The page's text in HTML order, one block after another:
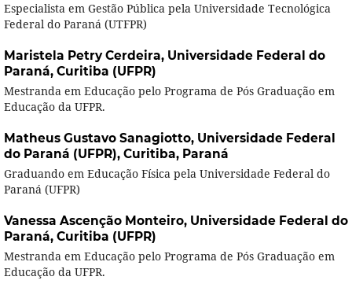
Especialista em Gestão Pública pela Universidade Tecnológica
Federal do Paraná (UTFPR)
Maristela Petry Cerdeira, Universidade Federal do
Paraná, Curitiba (UFPR)
Mestranda em Educação pelo Programa de Pós Graduação em
Educação da UFPR.
Matheus Gustavo Sanagiotto, Universidade Federal
do Paraná (UFPR), Curitiba, Paraná
Graduando em Educação Física pela Universidade Federal do
Paraná (UFPR)
Vanessa Ascenção Monteiro, Universidade Federal do
Paraná, Curitiba (UFPR)
Mestranda em Educação pelo Programa de Pós Graduação em
Educação da UFPR.